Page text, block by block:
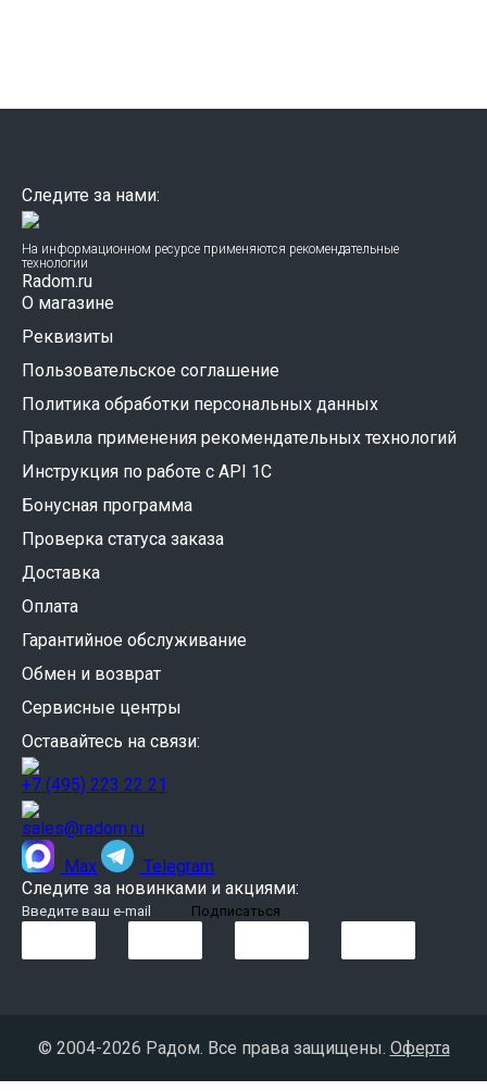
Следите за нами:
На информационном ресурсе применяются рекомендательные
технологии
Radom.ru
О магазине
Реквизиты
Пользовательское соглашение
Политика обработки персональных данных
Правила применения рекомендательных технологий
Инструкция по работе с API 1C
Бонусная программа
Проверка статуса заказа
Доставка
Оплата
Гарантийное обслуживание
Обмен и возврат
Сервисные центры
Оставайтесь на связи:
+7 (495) 223 22 21
sales@radom.ru
Max
Telegram
Следите за новинками и акциями:
© 2004-2026 Радом. Все права защищены. Оферта